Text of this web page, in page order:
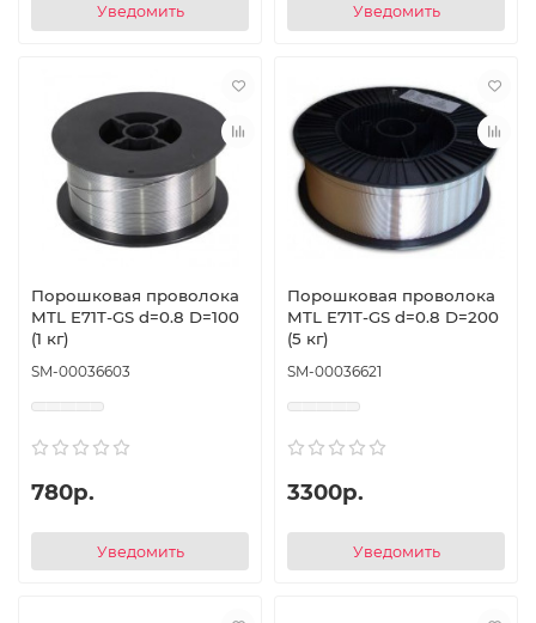
Уведомить Уведомить
Порошковая проволока
MTL E71T-GS d=0.8 D=100
(1 кг)
SM-00036603
780р.
Уведомить
Порошковая проволока
MTL E71T-GS d=0.8 D=200
(5 кг)
SM-00036621
3300р.
Уведомить